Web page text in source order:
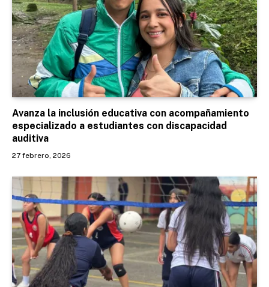
Avanza la inclusión educativa con acompañamiento
especializado a estudiantes con discapacidad
auditiva
27 febrero, 2026